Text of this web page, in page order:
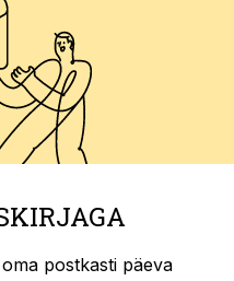
postkasti päeva